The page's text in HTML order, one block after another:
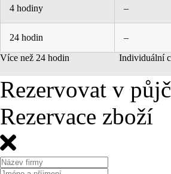
4 hodiny –
24 hodin –
Více než 24 hodin
Individuální
Rezervovat v
Rezervace zboží